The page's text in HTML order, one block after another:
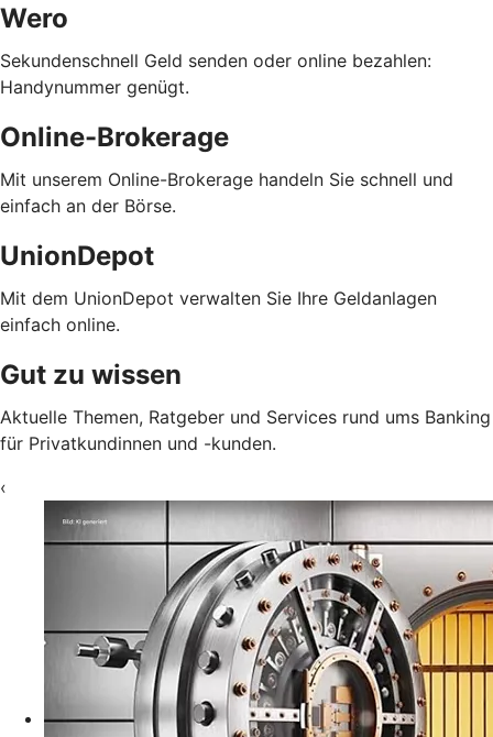
Wero
Sekundenschnell Geld senden oder online bezahlen:
Handynummer genügt.
Online-Brokerage
Mit unserem Online-Brokerage handeln Sie schnell und
einfach an der Börse.
UnionDepot
Mit dem UnionDepot verwalten Sie Ihre Geldanlagen
einfach online.
Gut zu wissen
Aktuelle Themen, Ratgeber und Services rund ums Banking
für Privatkundinnen und -kunden.
‹